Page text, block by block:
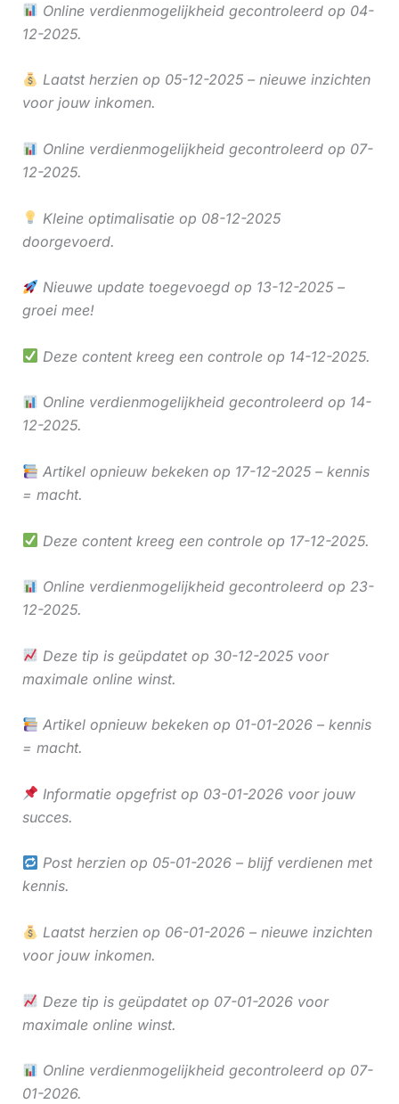
Online verdienmogelijkheid gecontroleerd op 04-
12-2025.
Laatst herzien op 05-12-2025 – nieuwe inzichten
voor jouw inkomen.
Online verdienmogelijkheid gecontroleerd op 07-
12-2025.
Kleine optimalisatie op 08-12-2025
doorgevoerd.
Nieuwe update toegevoegd op 13-12-2025 –
groei mee!
Deze content kreeg een controle op 14-12-2025.
Online verdienmogelijkheid gecontroleerd op 14-
12-2025.
Artikel opnieuw bekeken op 17-12-2025 – kennis
= macht.
Deze content kreeg een controle op 17-12-2025.
Online verdienmogelijkheid gecontroleerd op 23-
12-2025.
Deze tip is geüpdatet op 30-12-2025 voor
maximale online winst.
Artikel opnieuw bekeken op 01-01-2026 – kennis
= macht.
Informatie opgefrist op 03-01-2026 voor jouw
succes.
Post herzien op 05-01-2026 – blijf verdienen met
kennis.
Laatst herzien op 06-01-2026 – nieuwe inzichten
voor jouw inkomen.
Deze tip is geüpdatet op 07-01-2026 voor
maximale online winst.
Online verdienmogelijkheid gecontroleerd op 07-
01-2026.